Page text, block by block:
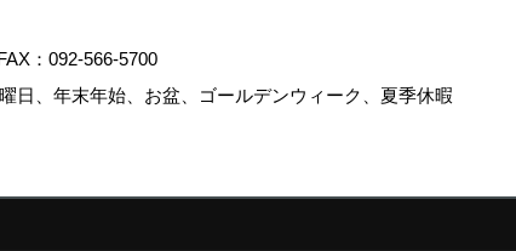
：092-566-5700
日、年末年始、お盆、ゴールデンウィーク、夏季休暇